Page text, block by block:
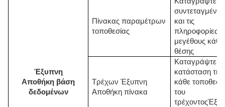
Έξυπνη
Αποθήκη βάση
δεδομένων
Πίνακας παραμέτρων
τοποθεσίας
συντεταγμένες
και τις
πληροφορίες
μεγέθους κάθε
θέσης
Τρέχων Έξυπνη
Αποθήκη πίνακα
Καταγράψτε
κατάσταση της
κάθε
του
τρέχοντος